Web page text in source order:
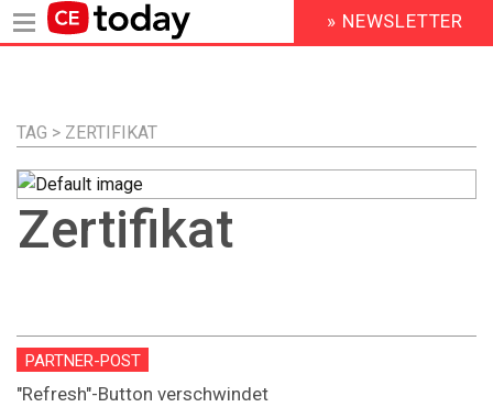
Inhalt
HEADER
MENU
» NEWSLETTER
TAG > ZERTIFIKAT
Zertifikat
PARTNER-POST
"Refresh"-Button verschwindet